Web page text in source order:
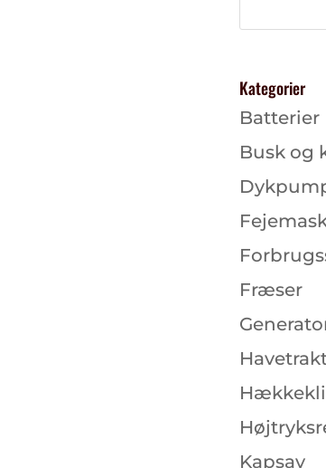
Kategorier
Batterier
Busk og
Fræser
Kapsav